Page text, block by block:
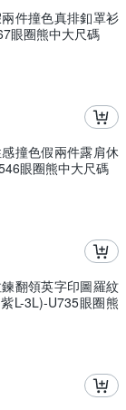
件撞色真排釦罩衫
眼圈熊中大尺碼
撞色假兩件露肩休
眼圈熊中大尺碼
翻領英字印圖羅紋
L-3L)-U735眼圈熊